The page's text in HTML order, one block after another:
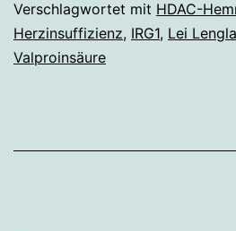
Verschlagwortet mit HDAC-
Herzinsuffizienz, IRG1, Lei
Valproinsäure